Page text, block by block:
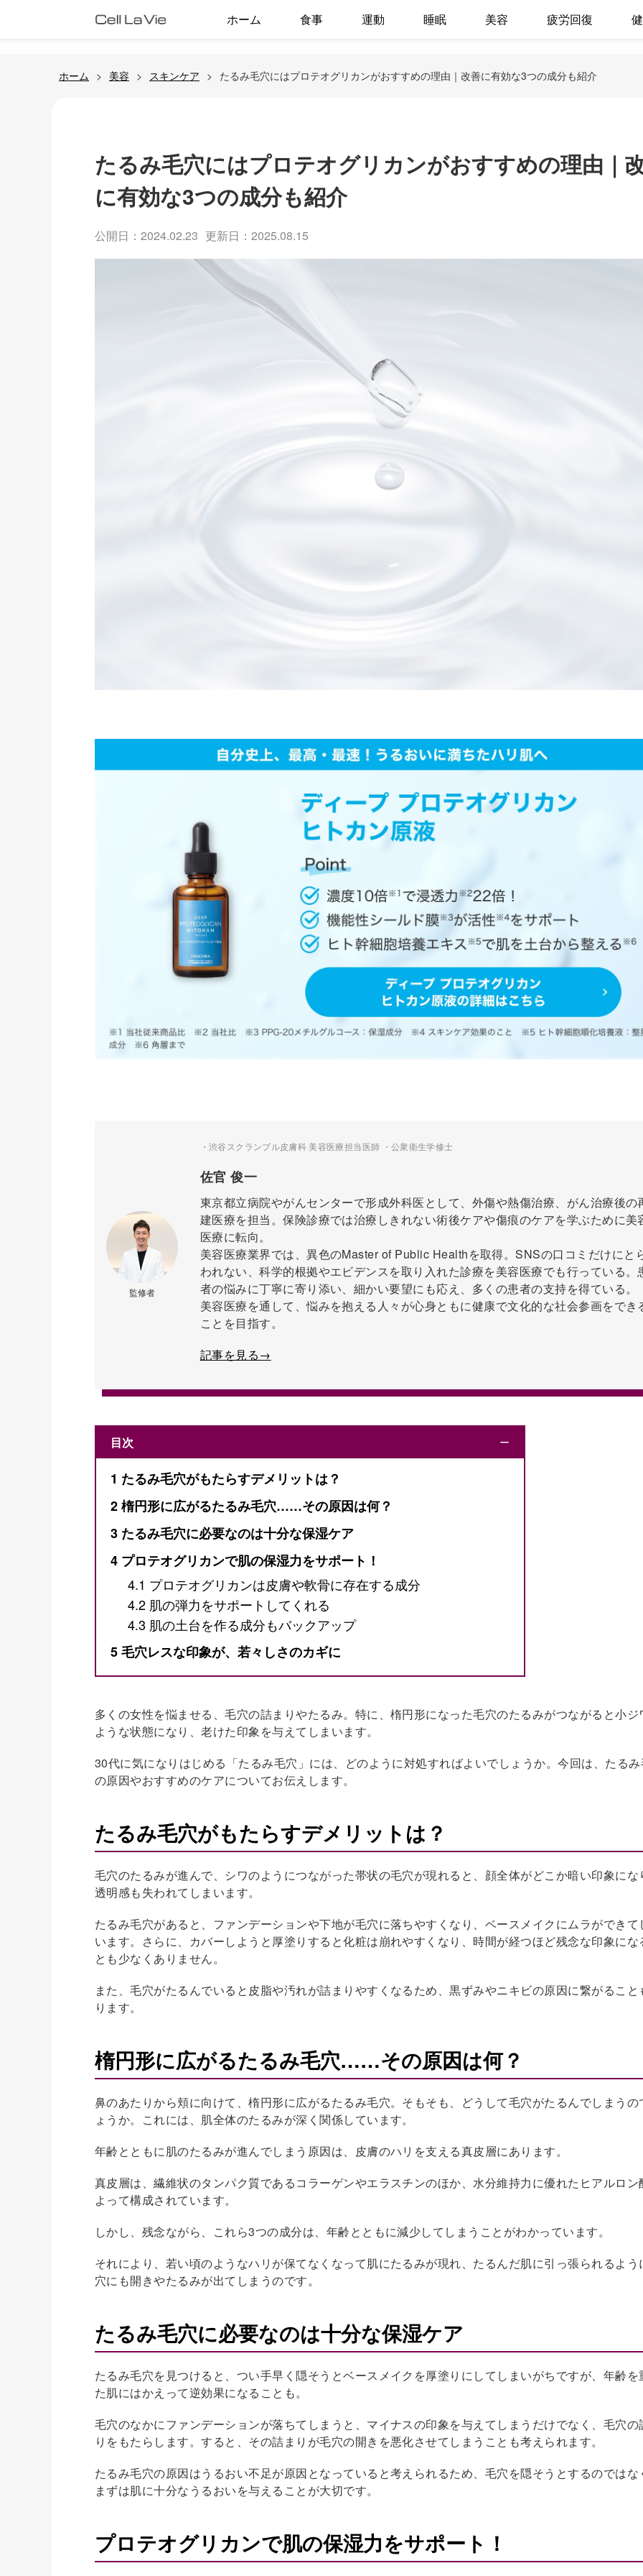
ホーム 食事 運動 睡眠 美容 疲労回復
ホーム 美容 スキンケア たるみ毛穴にはプロテオグリカンがおすすめの理由｜改善に有効な3つの成分も紹介
たるみ毛穴にはプロテオグリカンがおすすめの理由｜
に有効な3つの成分も紹介
公開日：2024.02.23 更新日：2025.08.15
監修者
・渋谷スクランブル皮膚科 美容医療担当医師 ・公衆衛生学修士
佐官 俊一
東京都立病院やがんセンターで形成外科医として、外傷や熱傷治療、がん治療後の
建医療を担当。保険診療では治療しきれない術後ケアや傷痕のケアを学ぶために美
医療に転向。
美容医療業界では、異色のMaster of Public Healthを取得。SNSの口コミだけにと
われない、科学的根拠やエビデンスを取り入れた診療を美容医療でも行っている。
者の悩みに丁寧に寄り添い、細かい要望にも応え、多くの患者の支持を得ている。
美容医療を通して、悩みを抱える人々が心身ともに健康で文化的な社会参画をでき
ことを目指す。
記事を見る→
目次 ー
1 たるみ毛穴がもたらすデメリットは？
2楕円形に広がるたるみ毛穴……その原因は何？
3 たるみ毛穴に必要なのは十分な保湿ケア
4 プロテオグリカンで肌の保湿力をサポート！
4.1 プロテオグリカンは皮膚や軟骨に存在する成分
4.2 肌の弾力をサポートしてくれる
4.3 肌の土台を作る成分もバックアップ
5毛穴レスな印象が、若々しさのカギに
多くの女性を悩ませる、毛穴の詰まりやたるみ。特に、楕円形になった毛穴のたるみがつながると小ジ
ような状態になり、老けた印象を与えてしまいます。
30代に気になりはじめる「たるみ毛穴」には、どのように対処すればよいでしょうか。今回は、たる
の原因やおすすめのケアについてお伝えします。
たるみ毛穴がもたらすデメリットは？
毛穴のたるみが進んで、シワのようにつながった帯状の毛穴が現れると、顔全体がどこか暗い印象にな
透明感も失われてしまいます。
たるみ毛穴があると、ファンデーションや下地が毛穴に落ちやすくなり、ベースメイクにムラができて
います。さらに、カバーしようと厚塗りすると化粧は崩れやすくなり、時間が経つほど残念な印象にな
とも少なくありません。
また、毛穴がたるんでいると皮脂や汚れが詰まりやすくなるため、黒ずみやニキビの原因に繋がること
ります。
楕円形に広がるたるみ毛穴……その原因は何？
鼻のあたりから頬に向けて、楕円形に広がるたるみ毛穴。そもそも、どうして毛穴がたるんでしまうの
ょうか。これには、肌全体のたるみが深く関係しています。
年齢とともに肌のたるみが進んでしまう原因は、皮膚のハリを支える真皮層にあります。
真皮層は、繊維状のタンパク質であるコラーゲンやエラスチンのほか、水分維持力に優れたヒアルロン
よって構成されています。
しかし、残念ながら、これら3つの成分は、年齢とともに減少してしまうことがわかっています。
それにより、若い頃のようなハリが保てなくなって肌にたるみが現れ、たるんだ肌に引っ張られるよう
穴にも開きやたるみが出てしまうのです。
たるみ毛穴に必要なのは十分な保湿ケア
たるみ毛穴を見つけると、つい手早く隠そうとベースメイクを厚塗りにしてしまいがちですが、年齢を
た肌にはかえって逆効果になることも。
毛穴のなかにファンデーションが落ちてしまうと、マイナスの印象を与えてしまうだけでなく、毛穴の
りをもたらします。すると、その詰まりが毛穴の開きを悪化させてしまうことも考えられます。
たるみ毛穴の原因はうるおい不足が原因となっていると考えられるため、毛穴を隠そうとするのではな
まずは肌に十分なうるおいを与えることが大切です。
プロテオグリカンで肌の保湿力をサポート！